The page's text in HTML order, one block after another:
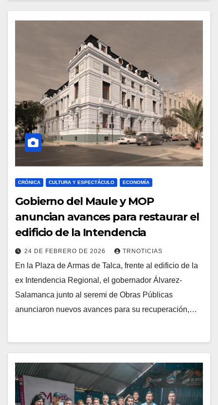
CRÓNICA CULTURA Y ESPECTÁCULO ECONOMÍA
Gobierno del Maule y MOP
anuncian avances para restaurar el
edificio de la Intendencia
24 DE FEBRERO DE 2026 TRNOTICIAS
En la Plaza de Armas de Talca, frente al edificio de la
ex Intendencia Regional, el gobernador Álvarez-
Salamanca junto al seremi de Obras Públicas
anunciaron nuevos avances para su recuperación,…